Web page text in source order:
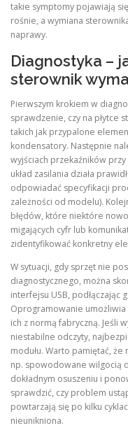
takie symptomy pojawiają
rośnie, a wymiana
naprawy.
Diagnostyka –
sterownik
Pierwszym krokiem w
sprawdzenie, czy na płytce
takich jak przypalone
kondensatory. Następnie
wyjściach przekaźników
układ zasilania działa
odpowiadać specyfikacji
zależności od modelu).
błędów, które niektóre
migających cyfr lub
zidentyfikować konkretny
W sytuacji, gdy sprzęt nie
diagnostycznego, można
interfejsu USB,
Oprogramowanie
ich z normą fabryczną. Jeśli
niestabilne odczyty,
modułu. Warto pamiętać,
np. spowodowane wilgocią
dokładnym osuszeniu i
sprawdzić, czy problem
powtarzają się po kilku
nieunikniona.